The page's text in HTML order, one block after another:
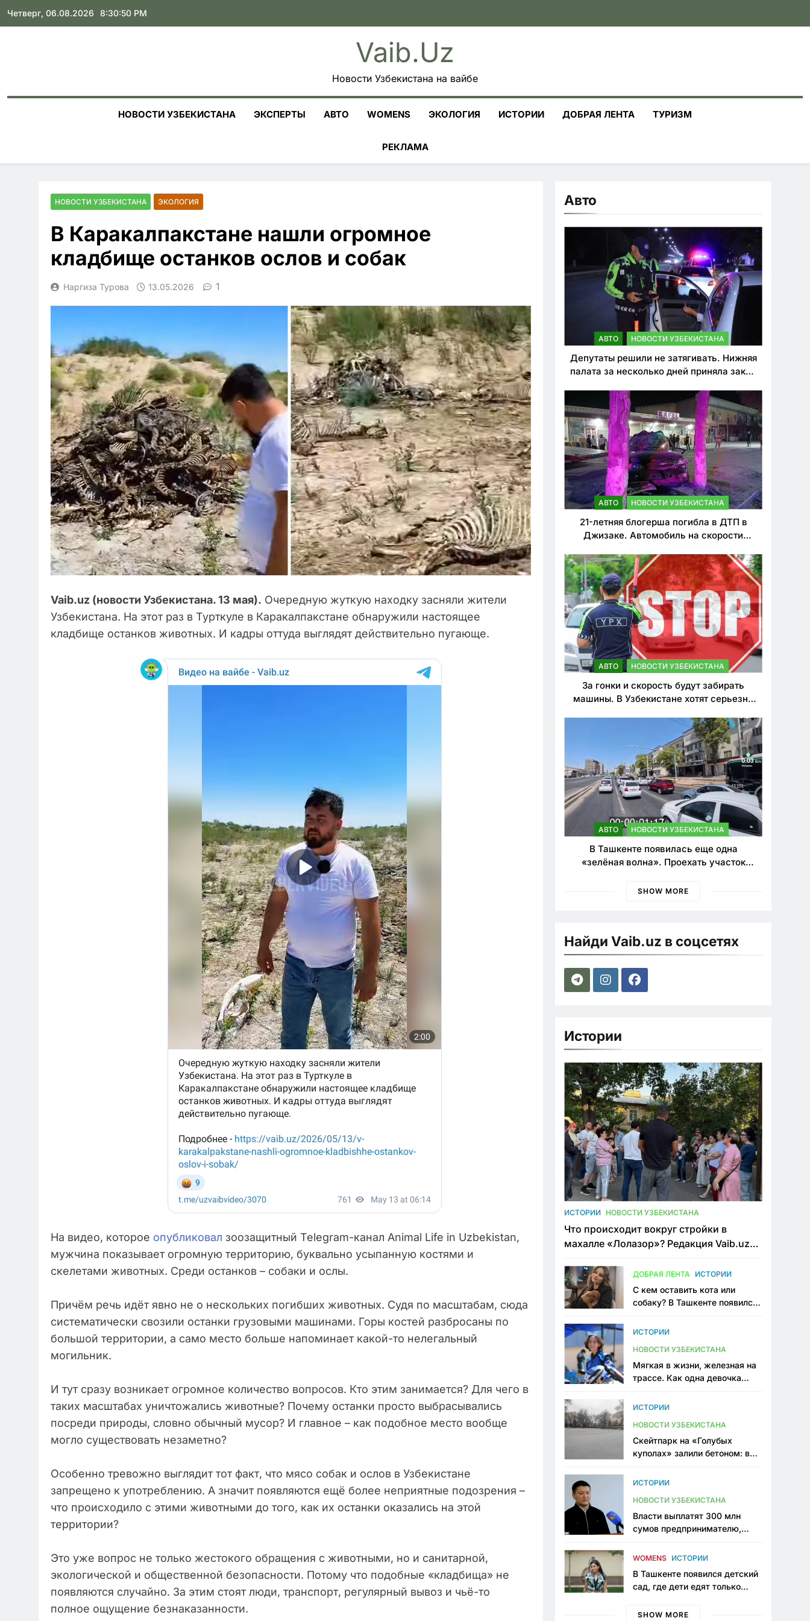
Skip
Четверг, 06.08.2026 8:30:51 PM
Vaib.uz
Новости Узбекистана на вайбе
НОВОСТИ УЗБЕКИСТАНА ЭКСПЕРТЫ АВТО WOMENS ЭКОЛОГИЯ ИСТОРИИ ДОБРАЯ ЛЕНТА ТУРИЗМ
РЕКЛАМА
НОВОСТИ УЗБЕКИСТАНА ЭКОЛОГИЯ
В Каракалпакстане нашли огромное
кладбище останков ослов и собак
Наргиза Турова 13.05.2026 1
Vaib.uz (новости Узбекистана. 13 мая). Очередную жуткую находку засняли жители
Узбекистана. На этот раз в Турткуле в Каракалпакстане обнаружили настоящее
кладбище останков животных. И кадры оттуда выглядят действительно пугающе.
На видео, которое опубликовал зоозащитный Telegram-канал Animal Life in Uzbekistan,
мужчина показывает огромную территорию, буквально усыпанную костями и
скелетами животных. Среди останков – собаки и ослы.
Причём речь идёт явно не о нескольких погибших животных. Судя по масштабам, сюда
систематически свозили останки грузовыми машинами. Горы костей разбросаны по
большой территории, а само место больше напоминает какой-то нелегальный
могильник.
И тут сразу возникает огромное количество вопросов. Кто этим занимается? Для чего в
таких масштабах уничтожались животные? Почему останки просто выбрасывались
посреди природы, словно обычный мусор? И главное – как подобное место вообще
могло существовать незаметно?
Особенно тревожно выглядит тот факт, что мясо собак и ослов в Узбекистане
запрещено к употреблению. А значит появляются ещё более неприятные подозрения –
что происходило с этими животными до того, как их останки оказались на этой
территории?
Это уже вопрос не только жестокого обращения с животными, но и санитарной,
экологической и общественной безопасности. Потому что подобные «кладбища» не
появляются случайно. За этим стоят люди, транспорт, регулярный вывоз и чьё-то
полное ощущение безнаказанности.
Авто
АВТО НОВОСТИ УЗБЕКИСТАНА
Депутаты решили не затягивать. Нижняя
палата за несколько дней приняла закон
нарушителей ПДД
АВТО НОВОСТИ УЗБЕКИСТАНА
21-летняя блогерша погибла в ДТП в
Джизаке. Автомобиль на скорости
АВТО НОВОСТИ УЗБЕКИСТАНА
За гонки и скорость будут забирать
машины. В Узбекистане хотят серьезно
АВТО НОВОСТИ УЗБЕКИСТАНА
В Ташкенте появилась еще одна
«зелёная волна». Проехать участок
SHOW MORE
Найди Vaib.uz в соцсетях
Истории
ИСТОРИИ НОВОСТИ УЗБЕКИСТАНА
Что происходит вокруг стройки в
махалле «Лолазор»? Редакция Vaib.uz
конфликта
ДОБРАЯ ЛЕНТА ИСТОРИИ
С кем оставить кота или
собаку? В Ташкенте появился
ИСТОРИИ
НОВОСТИ УЗБЕКИСТАНА
Мягкая в жизни, железная на
трассе. Как одна девочка
Узбекистане
ИСТОРИИ
НОВОСТИ УЗБЕКИСТАНА
Скейтпарк на «Голубых
куполах» залили бетоном: в
одно общественное
ИСТОРИИ
НОВОСТИ УЗБЕКИСТАНА
Власти выплатят 300 млн
сумов предпринимателю,
тюрьме по незаконному
WOMENS ИСТОРИИ
В Ташкенте появился детский
сад, где дети едят только
мама, которая устала просить
SHOW MORE